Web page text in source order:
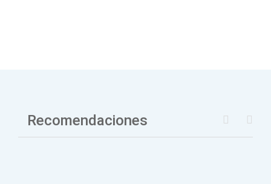
Recomendaciones